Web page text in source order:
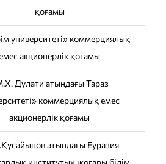
қоғамы
университеті» коммерциялық
акционерлік қоғамы
Дулати атындағы Тараз
коммерциялық емес
акционерлік қоғамы
атындағы Еуразия
институты» жоғары білім